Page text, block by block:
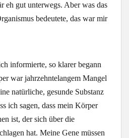
eh gut unterwegs. Aber was das
bedeutete, das war mir
informierte, so klarer begann
war jahrzehntelangem Mangel
natürliche, gesunde Substanz
ich sagen, dass mein Körper
ist, der sich über die
hat. Meine Gene müssen